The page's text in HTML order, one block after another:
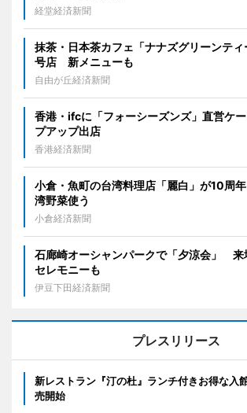
経堂経済新聞
抹茶・日本茶カフェ「ナナズグリーンテ
号店 新メニューも
自由が丘経済新聞
香港・ifcに「フォーシーズンズ」直営ケ
プアップ出店
香港経済新聞
小倉・魚町の台湾料理店「麗白」が10周
湾野菜使う
小倉経済新聞
石廊崎オーシャンパークで「夕涼会」
セレモニーも
伊豆下田経済新聞
プレスリリース
新レストラン『汀の杜』ランチ付きお得な入
売開始